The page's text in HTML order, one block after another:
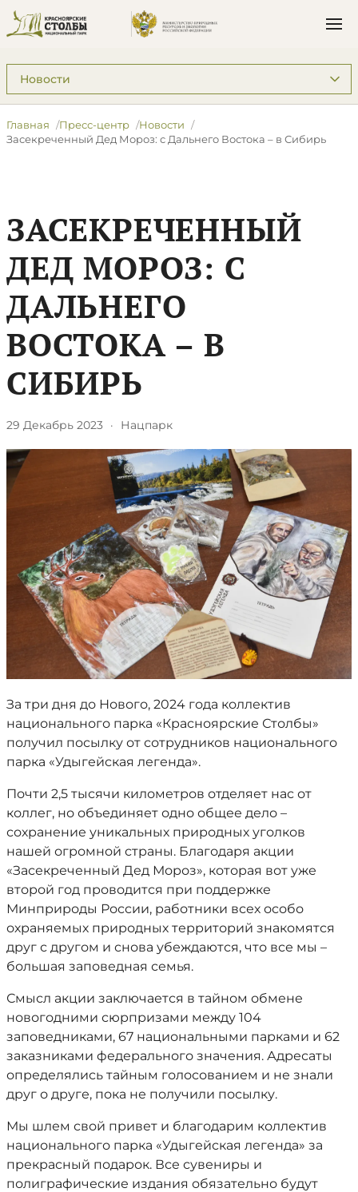
Подразделы: Пресс-центр
Главная Пресс-центр
Новости
​Засекреченный Дед Мороз: с Дальнего Востока – в Сибирь
​ЗАСЕКРЕЧЕННЫЙ
ДЕД МОРОЗ: С
ДАЛЬНЕГО
ВОСТОКА – В
СИБИРЬ
29 Декабрь 2023 · Нацпарк
За три дня до Нового, 2024 года коллектив
национального парка «Красноярские Столбы»
получил посылку от сотрудников национального
парка «Удыгейская легенда».
Почти 2,5 тысячи километров отделяет нас от
коллег, но объединяет одно общее дело –
сохранение уникальных природных уголков
нашей огромной страны. Благодаря акции
«Засекреченный Дед Мороз», которая вот уже
второй год проводится при поддержке
Минприроды России, работники всех особо
охраняемых природных территорий знакомятся
друг с другом и снова убеждаются, что все мы –
большая заповедная семья.
Смысл акции заключается в тайном обмене
новогодними сюрпризами между 104
заповедниками, 67 национальными парками и 62
заказниками федерального значения. Адресаты
определялись тайным голосованием и не знали
друг о друге, пока не получили посылку.
Мы шлем свой привет и благодарим коллектив
национального парка «Удыгейская легенда» за
прекрасный подарок. Все сувениры и
полиграфические издания обязательно будут